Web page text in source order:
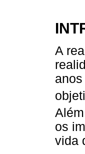
A
os
vida